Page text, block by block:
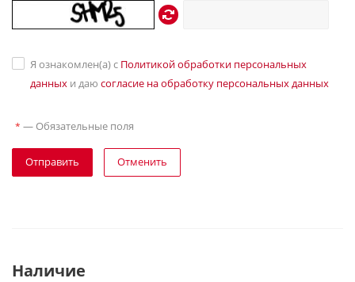
Я ознакомлен(а) с Политикой обработки персональных
данных и даю согласие на обработку персональных данных
* — Обязательные поля
Отправить Отменить
Наличие